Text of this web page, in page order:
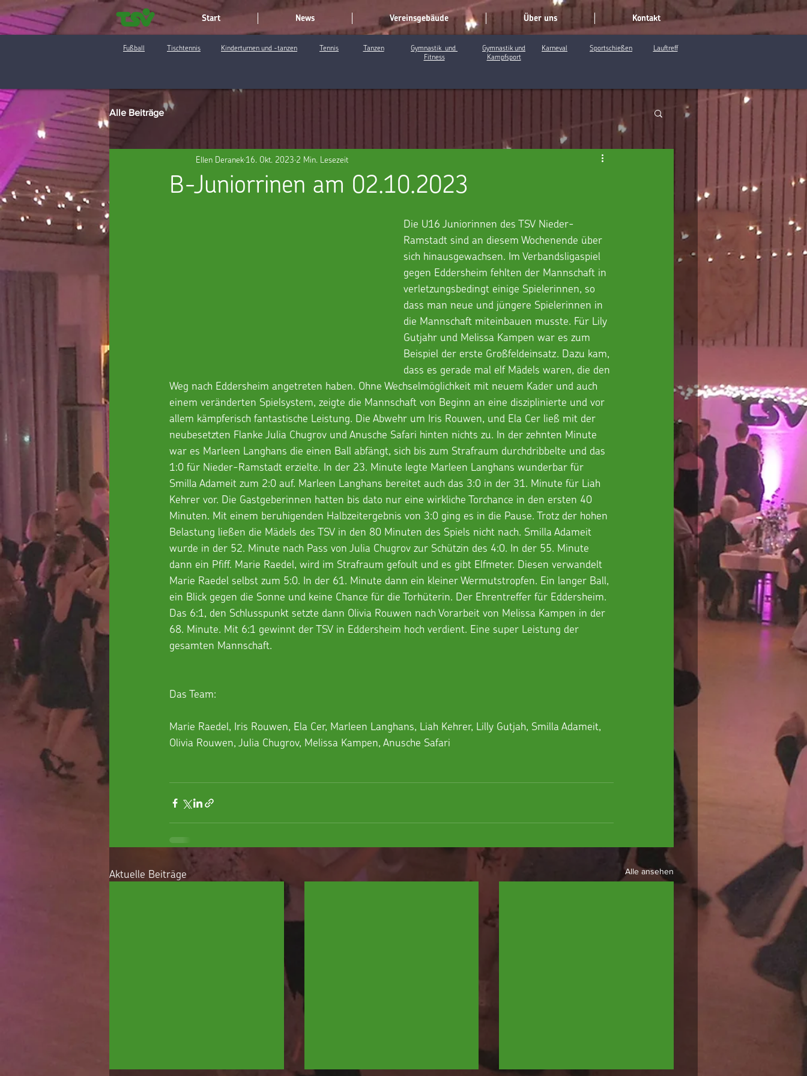
Start News Vereinsgebäude Über uns Kontakt
Fußball Tischtennis Kinderturnen und -tanzen Tennis Tanzen
Gymnastik und
Fitness
Gymnastik und
Kampfsport
Karneval Sportschießen Lauftreff
Alle Beiträge
B-Juniorrinen am 02.10.2023
Ellen Deranek16. Okt. 2023 2 Min. Lesezeit
Die U16 Juniorinnen des TSV Nieder-
Ramstadt sind an diesem Wochenende über
sich hinausgewachsen. Im Verbandsligaspiel
gegen Eddersheim fehlten der Mannschaft in
verletzungsbedingt einige Spielerinnen, so
dass man neue und jüngere Spielerinnen in
die Mannschaft miteinbauen musste. Für Lily
Gutjahr und Melissa Kampen war es zum
Beispiel der erste Großfeldeinsatz. Dazu kam,
dass es gerade mal elf Mädels waren, die den
Weg nach Eddersheim angetreten haben. Ohne Wechselmöglichkeit mit neuem Kader und auch
einem veränderten Spielsystem, zeigte die Mannschaft von Beginn an eine disziplinierte und vor
allem kämpferisch fantastische Leistung. Die Abwehr um Iris Rouwen, und Ela Cer ließ mit der
neubesetzten Flanke Julia Chugrov und Anusche Safari hinten nichts zu. In der zehnten Minute
war es Marleen Langhans die einen Ball abfängt, sich bis zum Strafraum durchdribbelte und das
1:0 für Nieder-Ramstadt erzielte. In der 23. Minute legte Marleen Langhans wunderbar für
Smilla Adameit zum 2:0 auf. Marleen Langhans bereitet auch das 3:0 in der 31. Minute für Liah
Kehrer vor. Die Gastgeberinnen hatten bis dato nur eine wirkliche Torchance in den ersten 40
Minuten. Mit einem beruhigenden Halbzeitergebnis von 3:0 ging es in die Pause. Trotz der hohen
Belastung ließen die Mädels des TSV in den 80 Minuten des Spiels nicht nach. Smilla Adameit
wurde in der 52. Minute nach Pass von Julia Chugrov zur Schützin des 4:0. In der 55. Minute
dann ein Pfiff. Marie Raedel, wird im Strafraum gefoult und es gibt Elfmeter. Diesen verwandelt
Marie Raedel selbst zum 5:0. In der 61. Minute dann ein kleiner Wermutstropfen. Ein langer Ball,
ein Blick gegen die Sonne und keine Chance für die Torhüterin. Der Ehrentreffer für Eddersheim.
Das 6:1, den Schlusspunkt setzte dann Olivia Rouwen nach Vorarbeit von Melissa Kampen in der
68. Minute. Mit 6:1 gewinnt der TSV in Eddersheim hoch verdient. Eine super Leistung der
gesamten Mannschaft.
Das Team:
Marie Raedel, Iris Rouwen, Ela Cer, Marleen Langhans, Liah Kehrer, Lilly Gutjah, Smilla Adameit,
Olivia Rouwen, Julia Chugrov, Melissa Kampen, Anusche Safari
Aktuelle Beiträge Alle ansehen